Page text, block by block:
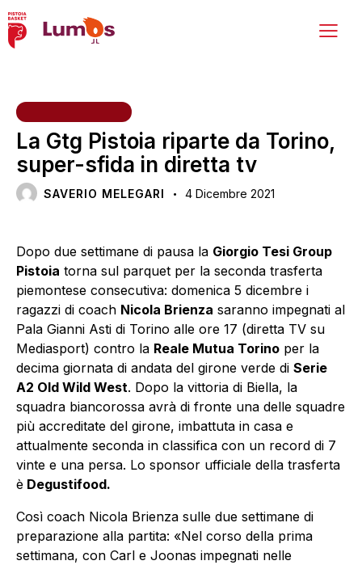
La Gtg Pistoia riparte da Torino,
super-sfida in diretta tv
SAVERIO MELEGARI 4 Dicembre 2021
Dopo due settimane di pausa la Giorgio Tesi Group
Pistoia torna sul parquet per la seconda trasferta
piemontese consecutiva: domenica 5 dicembre i
ragazzi di coach Nicola Brienza saranno impegnati al
Pala Gianni Asti di Torino alle ore 17 (diretta TV su
Mediasport) contro la Reale Mutua Torino per la
decima giornata di andata del girone verde di Serie
A2 Old Wild West. Dopo la vittoria di Biella, la
squadra biancorossa avrà di fronte una delle squadre
più accreditate del girone, imbattuta in casa e
attualmente seconda in classifica con un record di 7
vinte e una persa. Lo sponsor ufficiale della trasferta
è Degustifood.
Così coach Nicola Brienza sulle due settimane di
preparazione alla partita: «Nel corso della prima
settimana, con Carl e Joonas impegnati nelle